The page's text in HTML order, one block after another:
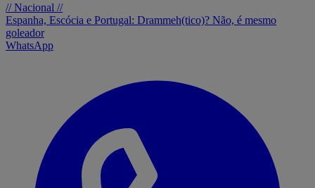
// Nacional //
Espanha, Escócia e Portugal: Drammeh(tico)? Não, é mesmo
goleador
WhatsApp